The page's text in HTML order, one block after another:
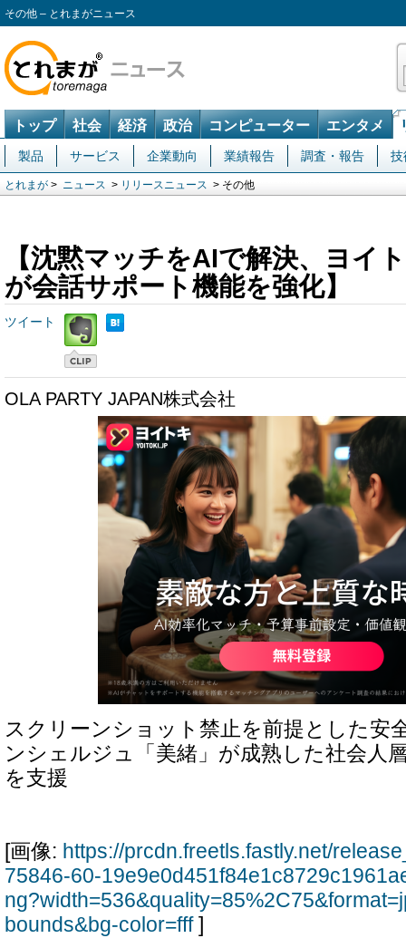
その他 – とれまがニュース
トップ 社会 経済 政治 コンピューター エンタメ
製品 サービス 企業動向 業績報告 調査・報告 技
とれまが > ニュース > リリースニュース > その他
【沈黙マッチをAIで解決、ヨイ
が会話サポート機能を強化】
ツイート
OLA PARTY JAPAN株式会社
スクリーンショット禁止を前提とした安
ンシェルジュ「美緒」が成熟した社会人
を支援
[画像: https://prcdn.freetls.fastly.net/
75846-60-
bounds&bg-color=fff]